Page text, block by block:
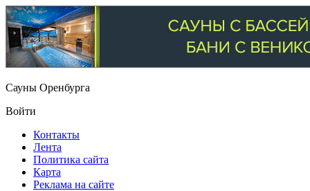
Сауны Оренбурга
Войти
Контакты
Лента
Политика сайта
Карта
Реклама на сайте